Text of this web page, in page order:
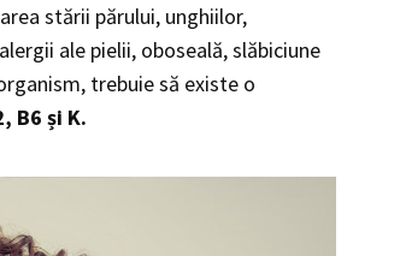
stării părului, unghiilor,
ale pielii, oboseală, slăbiciune
trebuie să existe o
B6 și K.